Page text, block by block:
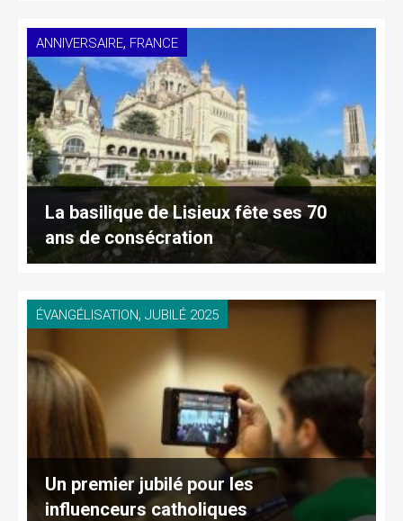
ANNIVERSAIRE, FRANCE
La basilique de Lisieux fête ses 70
ans de consécration
ÉVANGÉLISATION, JUBILÉ 2025
Un premier jubilé pour les
influenceurs catholiques